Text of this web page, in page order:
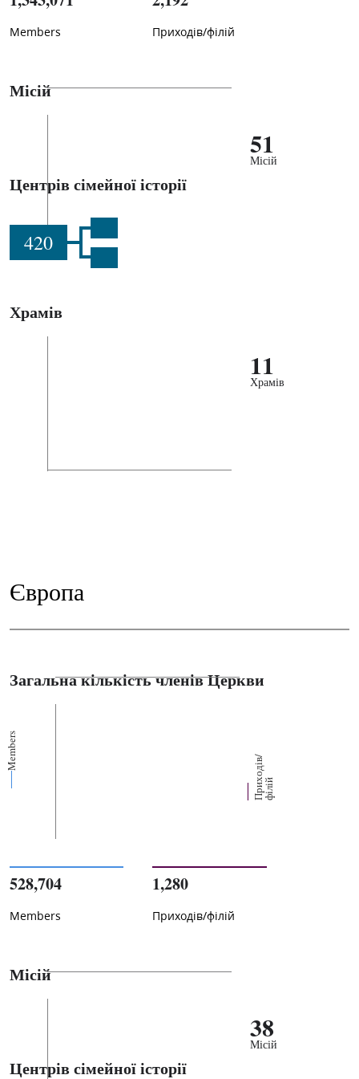
Members Приходів/філій
Місій
51
Місій
Центрів сімейної історії
420
Храмів
11
Храмів
Європа
Загальна кількість членів Церкви
Members
П
р
их
о
д
і
в
/
ф
і
л
ій
528,704
Members
1,280
Приходів/філій
Місій
38
Місій
Центрів сімейної історії